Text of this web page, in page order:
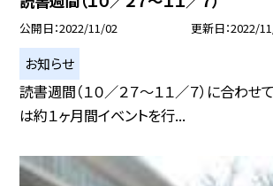
公開日 2022/11/02 更新日 2022/
お知らせ
読書週間（１０／２７〜１１／７）に合わせ
は約１ヶ月間イベントを行...